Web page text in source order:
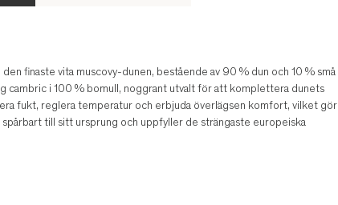
finaste vita muscovy-dunen, bestående av 90 % dun och 10 % små
cambric i 100 % bomull, noggrant utvalt för att komplettera dunets
fukt, reglera temperatur och erbjuda överlägsen komfort, vilket gör
till sitt ursprung och uppfyller de strängaste europeiska